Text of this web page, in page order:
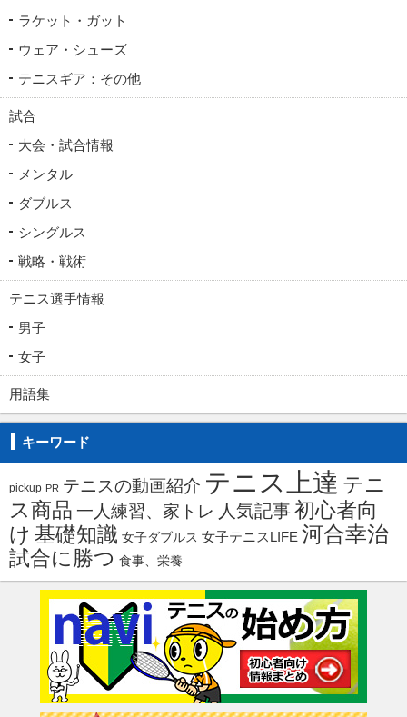
ラケット・ガット
ウェア・シューズ
テニスギア：その他
試合
大会・試合情報
メンタル
ダブルス
シングルス
戦略・戦術
テニス選手情報
男子
女子
用語集
キーワード
pickup PR テニスの動画紹介 テニス上達 テニ
ス商品 一人練習、家トレ 人気記事初心者向
け 基礎知識 女子ダブルス 女子テニスLIFE 河合幸治
試合に勝つ 食事、栄養